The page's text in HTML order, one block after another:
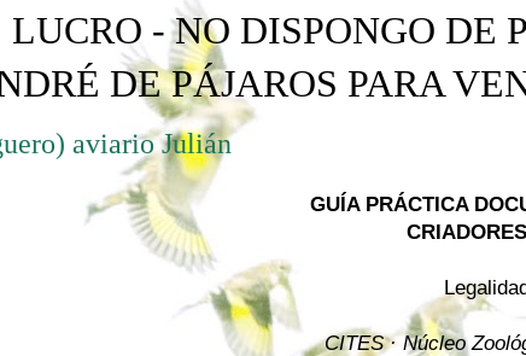
- NO DISPONGO DE
DE PÁJAROS PARA
aviario Julián
GUÍA PRÁCTICA
CITES · Núcleo